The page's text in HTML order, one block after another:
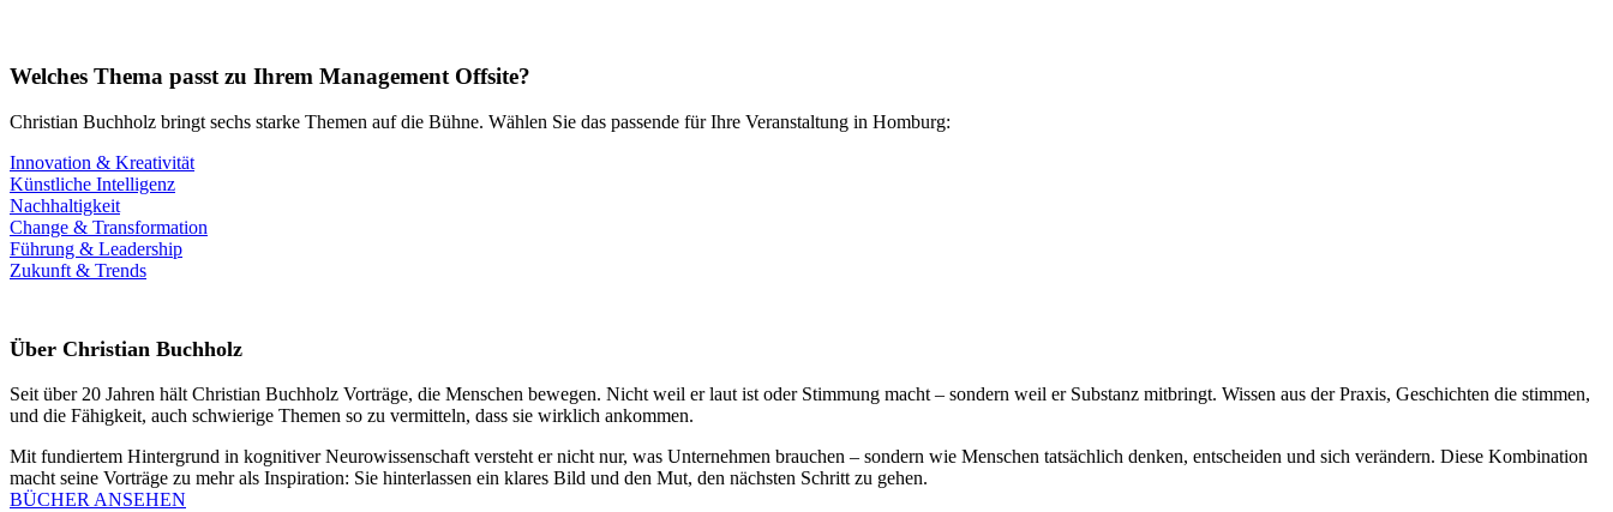
Welches Thema passt zu Ihrem Management Offsite?
Christian Buchholz bringt sechs starke Themen auf die Bühne. Wählen Sie das passende für Ihre Veranstaltung in Homburg:
Innovation & Kreativität
Künstliche Intelligenz
Nachhaltigkeit
Change & Transformation
Führung & Leadership
Zukunft & Trends
Über Christian Buchholz
Seit über 20 Jahren hält Christian Buchholz Vorträge, die Menschen bewegen. Nicht weil er laut ist oder Stimmung macht – sondern weil er Substanz mitbringt. Wissen aus der Praxis, Geschichten die stimmen,
und die Fähigkeit, auch schwierige Themen so zu vermitteln, dass sie wirklich ankommen.
Mit fundiertem Hintergrund in kognitiver Neurowissenschaft versteht er nicht nur, was Unternehmen brauchen – sondern wie Menschen tatsächlich denken, entscheiden und sich verändern. Diese Kombination
macht seine Vorträge zu mehr als Inspiration: Sie hinterlassen ein klares Bild und den Mut, den nächsten Schritt zu gehen.
BÜCHER ANSEHEN